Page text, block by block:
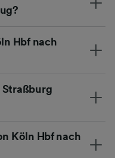
Hbf nach
Straßburg
Köln Hbf nach